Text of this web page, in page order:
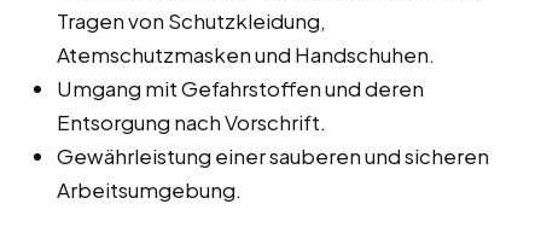
Tragen von Schutzkleidung,
Atemschutzmasken und Handschuhen.
Umgang mit Gefahrstoffen und deren
Entsorgung nach Vorschrift.
Gewährleistung einer sauberen und sicheren
Arbeitsumgebung.